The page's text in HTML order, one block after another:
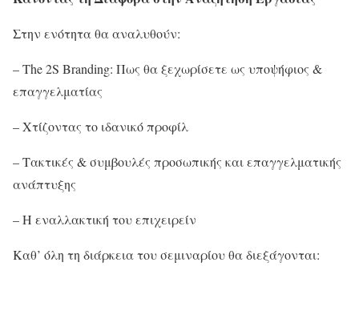
Στην ενότητα θα αναλυθούν:
– The 2S Branding: Πως θα ξεχωρίσετε ως υποψήφιος &
επαγγελματίας
– Χτίζοντας το ιδανικό προφίλ
– Τακτικές & συμβουλές προσωπικής και επαγγελματικής
ανάπτυξης
– Η εναλλακτική του επιχειρείν
Καθ’ όλη τη διάρκεια του σεμιναρίου θα διεξάγονται: